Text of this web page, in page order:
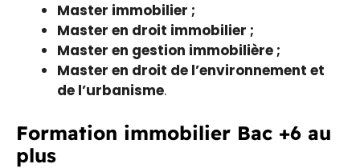
Master immobilier ;
Master en droit immobilier ;
Master en gestion immobilière ;
Master en droit de l’environnement et
de l’urbanisme.
Formation immobilier Bac +6 au
plus